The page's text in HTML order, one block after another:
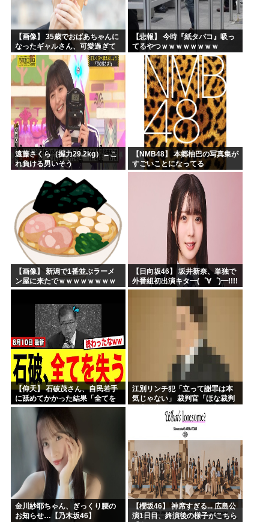
【画像】 35歳でおばあちゃんに
なったギャルさん、可愛過ぎて
嫉妬不可避w w w w w w w w w w
w
【悲報】 今時『紙タバコ』吸っ
てるやつｗｗｗｗｗｗｗｗ
遠藤さくら（握力29.2kg）←こ
れ負ける男いそう
【NMB48】 本郷柚巴の写真集が
すごいことになってる
【画像】 新潟で1番並ぶラーメ
ン屋に来たでｗｗｗｗｗｗｗｗ
【日向坂46】 坂井新奈、単独で
外番組初出演キタ━(゜∀゜)━!!!!
【仰天】 石破茂さん、自民若手
に舐めてかかった結果「全てを
失うｗｗｗｗｗ」
江別リンチ犯「立って謝罪は本
気じゃない」 裁判官「ほな裁判
ゃないな」
金川紗耶ちゃん、ぎっくり腰の
お知らせ…【乃木坂46】
【櫻坂46】 神席すぎる... 広島公
演1日目、終演後の様子がこちら